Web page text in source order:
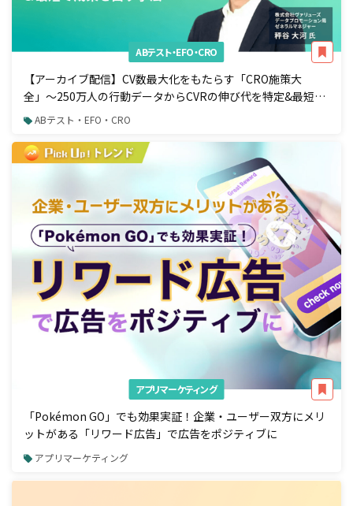
ABテスト・EFO・CRO
【アーカイブ配信】CV数最大化をもたらす「CRO施策大
全」〜250万人の行動データからCVRの伸び代を特定&最短で
成果を出す手法〜
ABテスト・EFO・CRO
アプリマーケティング
「Pokémon GO」でも効果実証！企業・ユーザー双方にメリ
ットがある「リワード広告」で広告をポジティブに
アプリマーケティング